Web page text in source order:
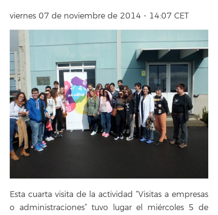
viernes 07 de noviembre de 2014 - 14:07 CET
Esta cuarta visita de la actividad “Visitas a empresas
o administraciones” tuvo lugar el miércoles 5 de